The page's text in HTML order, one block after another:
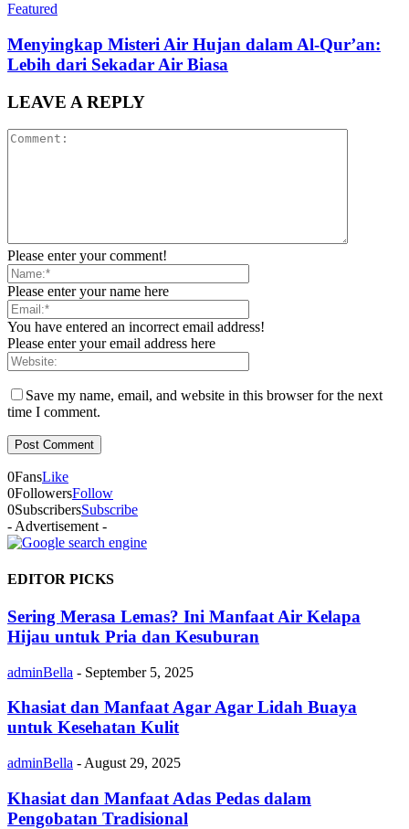
Featured
Menyingkap Misteri Air Hujan dalam Al-Qur’an:
Lebih dari Sekadar Air Biasa
LEAVE A REPLY
Please enter your comment!
Please enter your name here
You have entered an incorrect email address!
Please enter your email address here
Save my name, email, and website in this browser for the next
time I comment.
0FansLike
0FollowersFollow
0SubscribersSubscribe
- Advertisement -
EDITOR PICKS
Sering Merasa Lemas? Ini Manfaat Air Kelapa
Hijau untuk Pria dan Kesuburan
adminBella - September 5, 2025
Khasiat dan Manfaat Agar Agar Lidah Buaya
untuk Kesehatan Kulit
adminBella - August 29, 2025
Khasiat dan Manfaat Adas Pedas dalam
Pengobatan Tradisional